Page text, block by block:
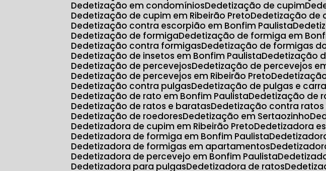
Dedetização em condomínios Dedetização de cupim
Dedetização de cupim em Ribeirão Preto Dedetização
Dedetização contra escorpião em Bonfim Paulista
Dedetização de formiga Dedetização de formiga em
Dedetização contra formigas Dedetização de formigas
Dedetização de insetos em Bonfim Paulista Dedetização
Dedetização de percevejos Dedetização de percevejos
Dedetização de percevejos em Ribeirão Preto
Dedetização contra pulgas Dedetização de pulgas e
Dedetização de rato em Bonfim Paulista Dedetização de
Dedetização de ratos e baratas Dedetização contra
Dedetização de roedores Dedetização em Sertaozinho
Dedetizadora de cupim em Ribeirão Preto Dedetizadora
Dedetizadora de formiga em Bonfim Paulista
Dedetizadora de formigas em apartamentos
Dedetizadora de percevejo em Bonfim Paulista
Dedetizadora para pulgas Dedetizadora de ratos